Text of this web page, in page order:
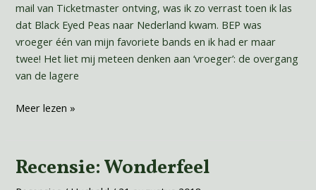
mail van Ticketmaster ontving, was ik zo verrast toen ik las
dat Black Eyed Peas naar Nederland kwam. BEP was
vroeger één van mijn favoriete bands en ik had er maar
twee! Het liet mij meteen denken aan ‘vroeger’: de overgang
van de lagere
Meer lezen »
Recensie: Wonderfeel
Recensie: